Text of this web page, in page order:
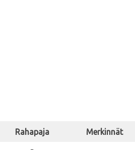
Rahapaja Merkinnät